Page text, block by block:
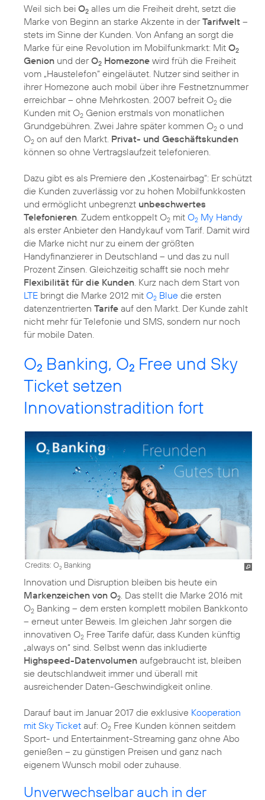
Weil sich bei O2 alles um die Freiheit dreht, setzt die
Marke von Beginn an starke Akzente in derTarifwelt –
stets im Sinne der Kunden. Von Anfang an sorgt die
Marke für eine Revolution im Mobilfunkmarkt: Mit O2
Genion und derO2 Homezone wird früh die Freiheit
vom „Haustelefon“ eingeläutet. Nutzer sind seither in
ihrer Homezone auch mobil über ihre Festnetznummer
erreichbar – ohne Mehrkosten. 2007 befreit O2 die
Kunden mit O2 Genion erstmals von monatlichen
Grundgebühren. Zwei Jahre später kommen O2 o und
O2 on auf den Markt. Privat- und Geschäftskunden
können so ohne Vertragslaufzeit telefonieren.
Dazu gibt es als Premiere den „Kostenairbag“: Er schützt
die Kunden zuverlässig vor zu hohen Mobilfunkkosten
und ermöglicht unbegrenzt unbeschwertes
Telefonieren . Zudem entkoppelt O2 mit O2 My Handy
als erster Anbieter den Handykauf vom Tarif. Damit wird
die Marke nicht nur zu einem der größten
Handyfinanzierer in Deutschland – und das zu null
Prozent Zinsen. Gleichzeitig schafft sie noch mehr
Flexibilität für die Kunden . Kurz nach dem Start von
LTE bringt die Marke 2012 mit O2 Blue die ersten
datenzentrierten Tarife auf den Markt. Der Kunde zahlt
nicht mehr für Telefonie und SMS, sondern nur noch
für mobile Daten.
O2 Banking, O2 Free und Sky
Ticket setzen
Innovationstradition fort
Credits: O2 Banking
Innovation und Disruption bleiben bis heute ein
Markenzeichen von O2. Das stellt die Marke 2016 mit
O2 Banking – dem ersten komplett mobilen Bankkonto
– erneut unter Beweis. Im gleichen Jahr sorgen die
innovativen O2 Free Tarife dafür, dass Kunden künftig
„always on“ sind. Selbst wenn das inkludierte
Highspeed-Datenvolumen aufgebraucht ist, bleiben
sie deutschlandweit immer und überall mit
ausreichender Daten-Geschwindigkeit online.
Darauf baut im Januar 2017 die exklusive Kooperation
mit Sky Ticket auf: O2 Free Kunden können seitdem
Sport- und Entertainment-Streaming ganz ohne Abo
genießen – zu günstigen Preisen und ganz nach
eigenem Wunsch mobil oder zuhause.
Unverwechselbar auch in der